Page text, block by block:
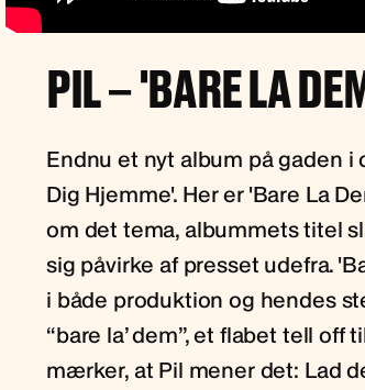
PIL – 'BARE LA
Endnu et nyt album på gaden i
Dig Hjemme'. Her er 'Bare La
om det tema, albummets titel
sig påvirke af presset udefra.
i både produktion og hendes
“bare la’ dem”, et flabet tell
mærker, at Pil mener det: Lad